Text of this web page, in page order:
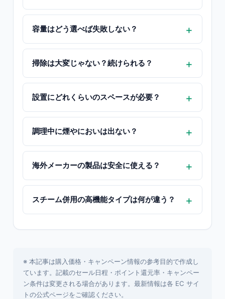
容量はどう選べば失敗しない？
掃除は大変じゃない？続けられる？
設置にどれくらいのスペースが必要？
調理中に煙やにおいは出ない？
海外メーカーの製品は安全に使える？
スチーム併用の高機能タイプは何が違う？
※ 本記事は購入価格・キャンペーン情報の参考目的で作成し
ています。記載のセール日程・ポイント還元率・キャンペー
ン条件は変更される場合があります。最新情報は各 EC サイ
トの公式ページをご確認ください。